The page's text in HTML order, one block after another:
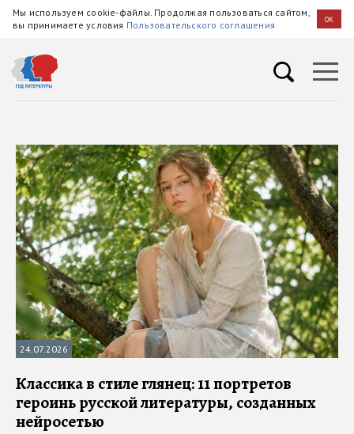
Мы используем cookie-файлы. Продолжая пользоваться сайтом,
вы принимаете условия Пользовательского соглашения OK
24.07.2026
Классика в стиле глянец: 11 портретов
героинь русской литературы, созданных
нейросетью